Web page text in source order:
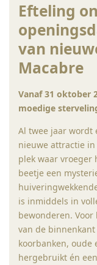
Efteling
van
Macabre
Vanaf 31 oktober
moedige
Al twee jaar wordt
nieuwe attractie
plek waar vroeger
beetje een
is inmiddels in
bewonderen.
van de
koorbanken, oude
hergebruikt én